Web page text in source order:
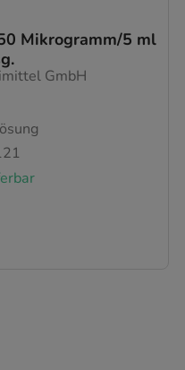
Mikrogramm/5 ml
GmbH